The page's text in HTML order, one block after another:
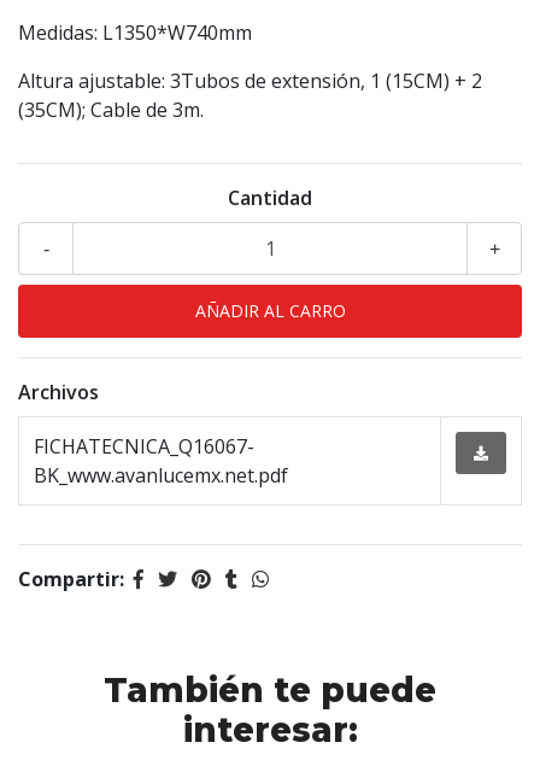
Medidas: L1350*W740mm
Altura ajustable: 3Tubos de extensión, 1 (15CM) + 2
(35CM); Cable de 3m.
Cantidad
+
-
Archivos
FICHATECNICA_Q16067-
BK_www.avanlucemx.net.pdf
Compartir:
También te puede
interesar: